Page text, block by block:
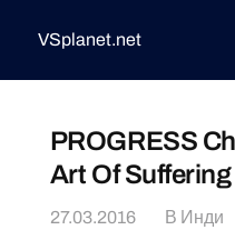
VSplanet.net
PROGRESS
Art Of Suffering
27.03.2016 В Инди